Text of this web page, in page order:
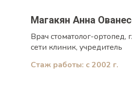
Магакян Анна
Врач стоматолог-ортопед,
сети клиник, учредитель
Стаж работы: с 2002 г.